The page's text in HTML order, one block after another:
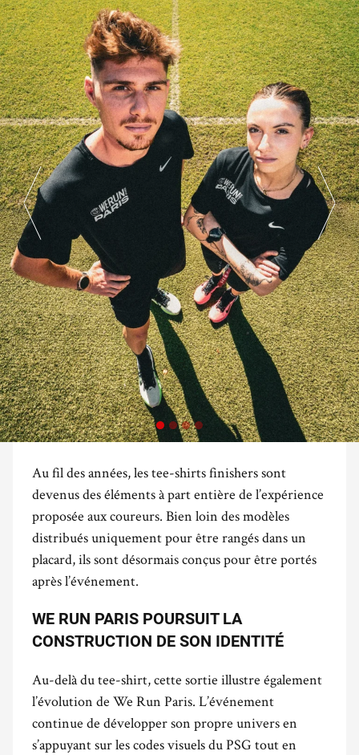
Au fil des années, les tee-shirts finishers sont
devenus des éléments à part entière de l’expérience
proposée aux coureurs. Bien loin des modèles
distribués uniquement pour être rangés dans un
placard, ils sont désormais conçus pour être portés
après l’événement.
WE RUN PARIS POURSUIT LA
CONSTRUCTION DE SON IDENTITÉ
Au-delà du tee-shirt, cette sortie illustre également
l’évolution de We Run Paris. L’événement
continue de développer son propre univers en
s’appuyant sur les codes visuels du PSG tout en